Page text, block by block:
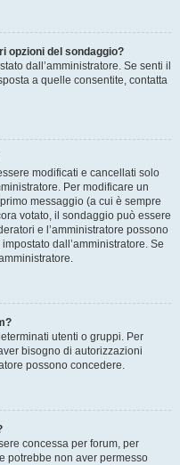
opzioni del sondaggio?
dall’amministratore. Se senti il
a quelle consentite, contatta
modificati e cancellati solo
Per modificare un
messaggio (a cui è sempre
votato, il sondaggio può essere
e l’amministratore possono
dall’amministratore. Se
utenti o gruppi. Per
bisogno di autorizzazioni
possono concedere.
concessa per forum, per
potrebbe non aver permesso